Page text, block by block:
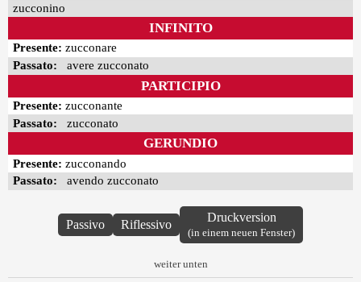
zucconino
INFINITO
Presente: zucconare
Passato: avere zucconato
PARTICIPIO
Presente: zucconante
Passato: zucconato
GERUNDIO
Presente: zucconando
Passato: avendo zucconato
Passivo Riflessivo
Druckversion
(in einem neuen Fenster)
weiter unten